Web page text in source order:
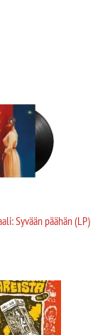
Syvään päähän (LP)